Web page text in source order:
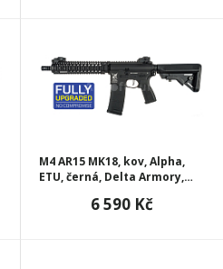
M4 AR15 MK18, kov, Alpha,
ETU, černá, Delta Armory,
6 590 Kč